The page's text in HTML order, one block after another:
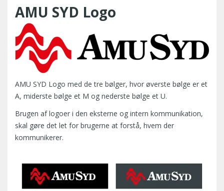
AMU SYD Logo
AMU SYD Logo med de tre bølger, hvor øverste bølge er et
A, miderste bølge et M og nederste bølge et U.
Brugen af logoer i den eksterne og intern kommunikation,
skal gøre det let for brugerne at forstå, hvem der
kommunikerer.